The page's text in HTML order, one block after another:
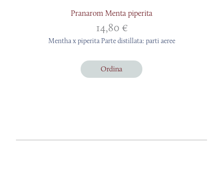
Pranarom Menta piperita
14,80 €
Mentha x piperita Parte distillata: parti aeree
Ordina